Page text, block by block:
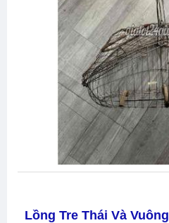
Lồng Tre Thái Và Vuông